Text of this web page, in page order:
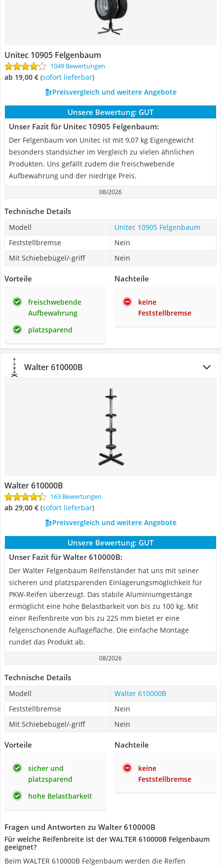
Unitec 10905 Felgenbaum
1049 Bewertungen
ab 19,00 € ( Sofort lieferbar)
Preisvergleich und weitere Angebote
Unsere Bewertung: GUT
Unser Fazit für Unitec 10905 Felgenbaum:
Der Felgenbaum von Unitec ist mit 9,07 kg Eigengewicht
besonders standsicher im Vergleich zu vielen ähnlichen
Produkten. Uns gefällt zudem die freischwebende
Aufbewahrung und der niedrige Preis.
08/2026
Technische Details
Modell
Unitec 10905 Felgenbaum
Feststellbremse
Nein
Mit Schiebebügel/-griff
Nein
Vorteile
freischwebende
Aufbewahrung
platzsparend
Nachteile
keine
Feststellbremse
Walter 610000B
Walter 610000B
163 Bewertungen
ab 29,00 € ( Sofort lieferbar)
Preisvergleich und weitere Angebote
Unsere Bewertung: GUT
Unser Fazit für Walter 610000B:
Der Walter Felgenbaum Reifenständer hat uns mit seiner
sicheren und platzsparenden Einlagerungsmöglichkeit für
PKW-Reifen überzeugt. Das stabile Aluminiumgestänge
ermöglicht eine hohe Belastbarkeit von bis zu 100 kg. Mit
einer Reifenbreite von bis zu 225 mm bietet er eine
felgenschonende Auflagefläche. Die einfache Montage
rundet das Produkt ab.
08/2026
Technische Details
Modell
Walter 610000B
Feststellbremse
Nein
Mit Schiebebügel/-griff
Nein
Vorteile
sicher und
platzsparend
hohe Belastbarkeit
Nachteile
keine
Feststellbremse
Fragen und Antworten zu Walter 610000B
Für welche Reifenbreite ist der WALTER 610000B Felgenbaum
geeignet?
Beim WALTER 610000B Felgenbaum werden die Reifen